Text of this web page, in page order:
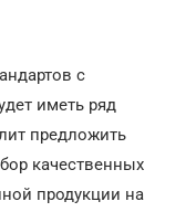
с
иметь ряд
предложить
качественных
продукции на